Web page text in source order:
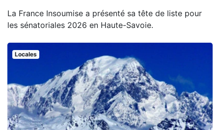
La France Insoumise a présenté sa tête de liste pour
les sénatoriales 2026 en Haute-Savoie.
Locales